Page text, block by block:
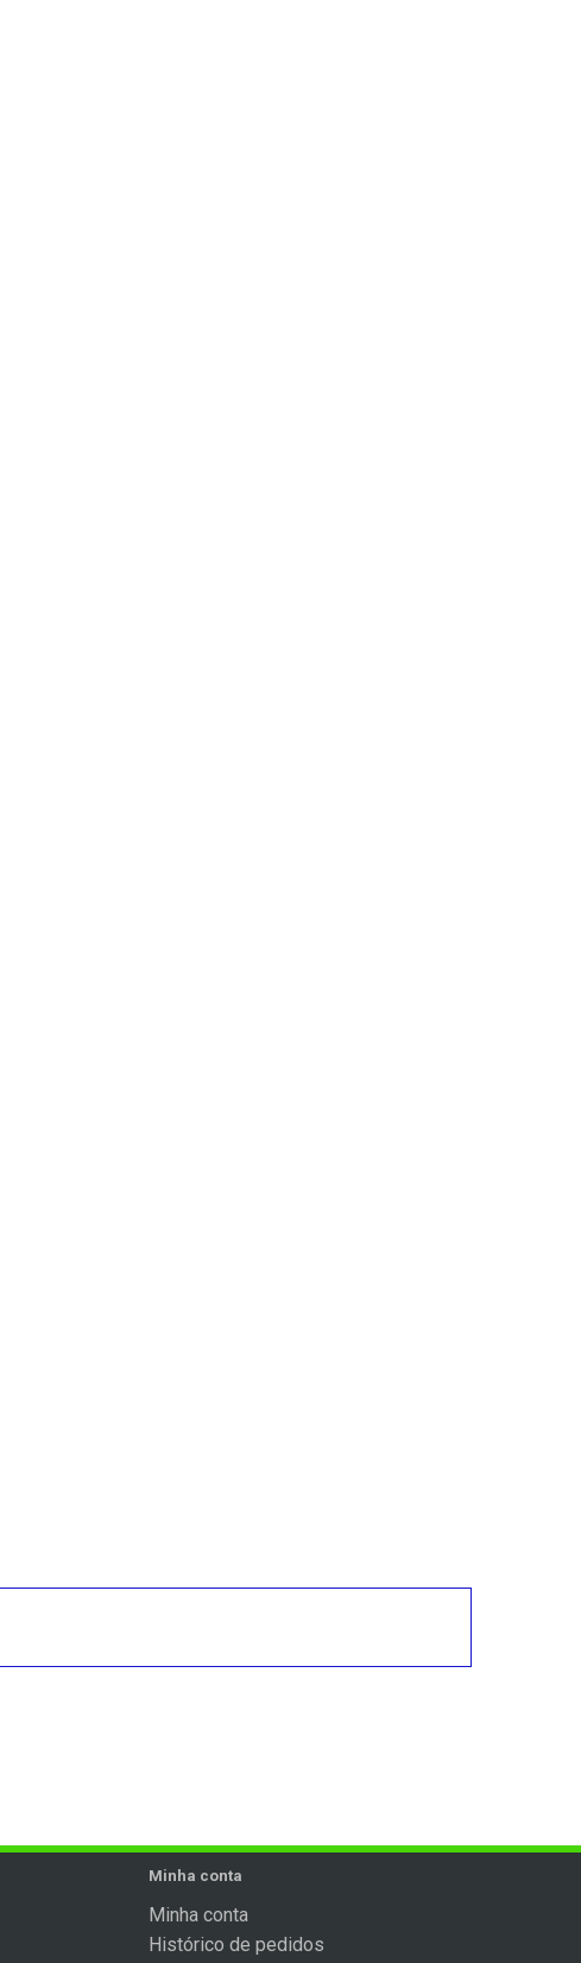
Minha conta
Minha conta
Histórico de pedidos